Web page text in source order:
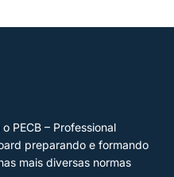
PECB – Professional
preparando e formando
mais diversas normas